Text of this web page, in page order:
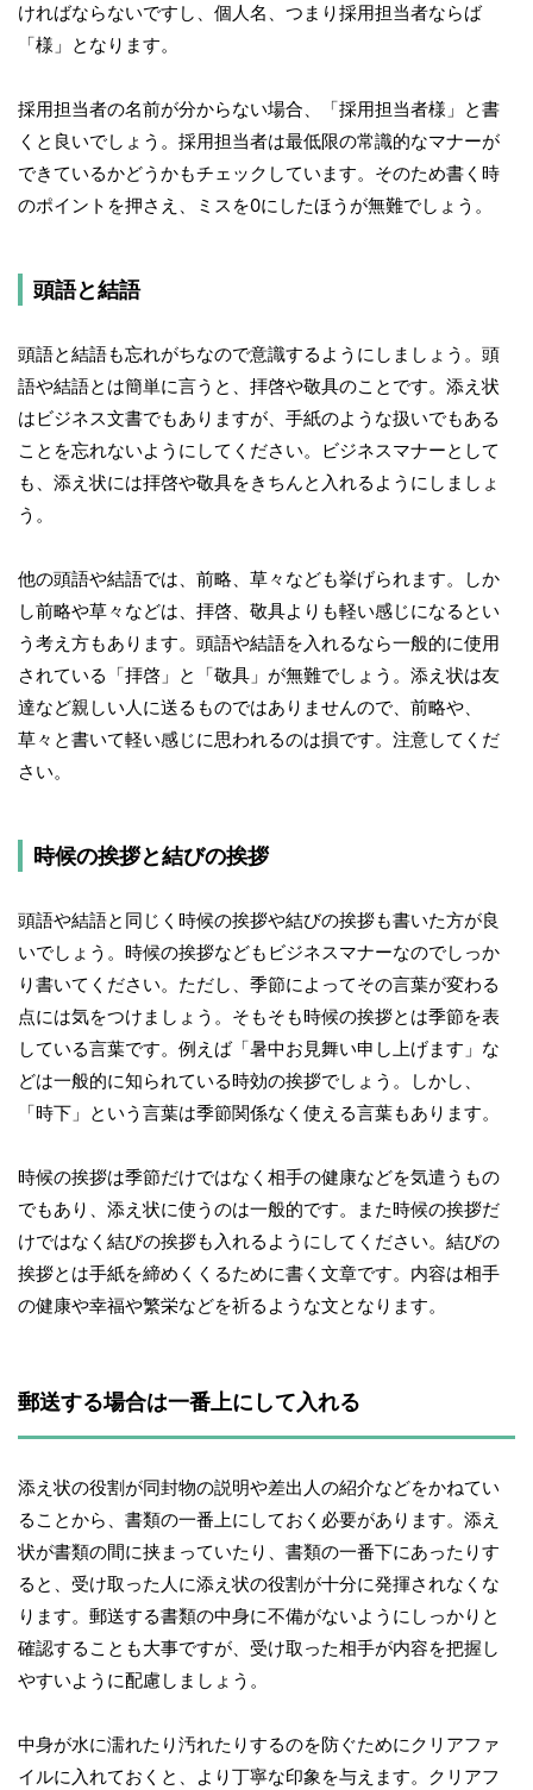
ければならないですし、個人名、つまり採用担当者ならば
「様」となります。
採用担当者の名前が分からない場合、「採用担当者様」と書
くと良いでしょう。採用担当者は最低限の常識的なマナーが
できているかどうかもチェックしています。そのため書く時
のポイントを押さえ、ミスを0にしたほうが無難でしょう。
頭語と結語
頭語と結語も忘れがちなので意識するようにしましょう。頭
語や結語とは簡単に言うと、拝啓や敬具のことです。添え状
はビジネス文書でもありますが、手紙のような扱いでもある
ことを忘れないようにしてください。ビジネスマナーとして
も、添え状には拝啓や敬具をきちんと入れるようにしましょ
う。
他の頭語や結語では、前略、草々なども挙げられます。しか
し前略や草々などは、拝啓、敬具よりも軽い感じになるとい
う考え方もあります。頭語や結語を入れるなら一般的に使用
されている「拝啓」と「敬具」が無難でしょう。添え状は友
達など親しい人に送るものではありませんので、前略や、
草々と書いて軽い感じに思われるのは損です。注意してくだ
さい。
時候の挨拶と結びの挨拶
頭語や結語と同じく時候の挨拶や結びの挨拶も書いた方が良
いでしょう。時候の挨拶などもビジネスマナーなのでしっか
り書いてください。ただし、季節によってその言葉が変わる
点には気をつけましょう。そもそも時候の挨拶とは季節を表
している言葉です。例えば「暑中お見舞い申し上げます」な
どは一般的に知られている時効の挨拶でしょう。しかし、
「時下」という言葉は季節関係なく使える言葉もあります。
時候の挨拶は季節だけではなく相手の健康などを気遣うもの
でもあり、添え状に使うのは一般的です。また時候の挨拶だ
けではなく結びの挨拶も入れるようにしてください。結びの
挨拶とは手紙を締めくくるために書く文章です。内容は相手
の健康や幸福や繁栄などを祈るような文となります。
郵送する場合は一番上にして入れる
添え状の役割が同封物の説明や差出人の紹介などをかねてい
ることから、書類の一番上にしておく必要があります。添え
状が書類の間に挟まっていたり、書類の一番下にあったりす
ると、受け取った人に添え状の役割が十分に発揮されなくな
ります。郵送する書類の中身に不備がないようにしっかりと
確認することも大事ですが、受け取った相手が内容を把握し
やすいように配慮しましょう。
中身が水に濡れたり汚れたりするのを防ぐためにクリアファ
イルに入れておくと、より丁寧な印象を与えます。クリアフ